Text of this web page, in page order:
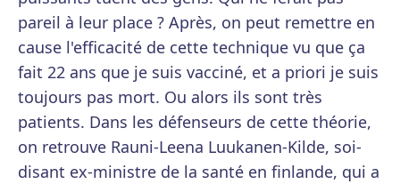
pareil à leur place ? Après, on peut remettre en
cause l'efficacité de cette technique vu que ça
fait 22 ans que je suis vacciné, et a priori je suis
toujours pas mort. Ou alors ils sont très
patients. Dans les défenseurs de cette théorie,
on retrouve Rauni-Leena Luukanen-Kilde, soi-
disant ex-ministre de la santé en finlande, qui a